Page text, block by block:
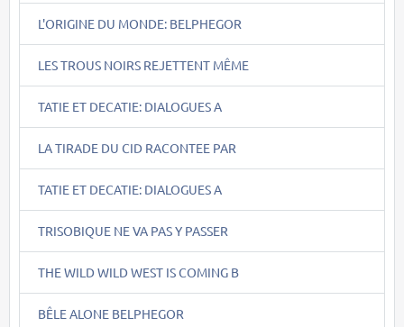
L'ORIGINE DU MONDE: BELPHEGOR
LES TROUS NOIRS REJETTENT MÊME
TATIE ET DECATIE: DIALOGUES A
LA TIRADE DU CID RACONTEE PAR
TATIE ET DECATIE: DIALOGUES A
TRISOBIQUE NE VA PAS Y PASSER
THE WILD WILD WEST IS COMING B
BÊLE ALONE BELPHEGOR